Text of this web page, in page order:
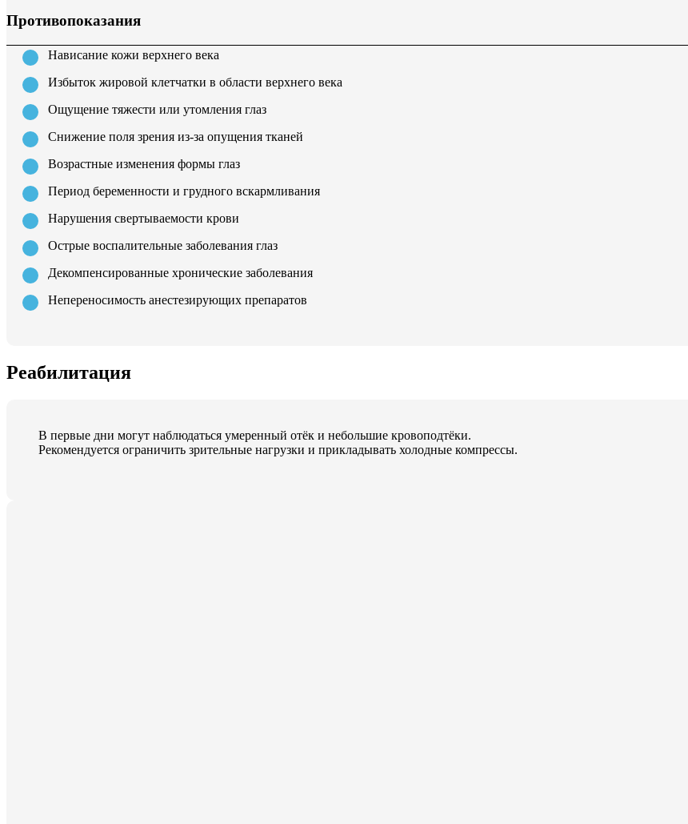
Противопоказания
Нависание кожи верхнего века
Избыток жировой клетчатки в области верхнего века
Ощущение тяжести или утомления глаз
Снижение поля зрения из-за опущения тканей
Возрастные изменения формы глаз
Период беременности и грудного вскармливания
Нарушения свертываемости крови
Острые воспалительные заболевания глаз
Декомпенсированные хронические заболевания
Непереносимость анестезирующих препаратов
Реабилитация
В первые дни могут наблюдаться умеренный отёк и небольшие кровоподтёки.
Рекомендуется ограничить зрительные нагрузки и прикладывать холодные компрессы.